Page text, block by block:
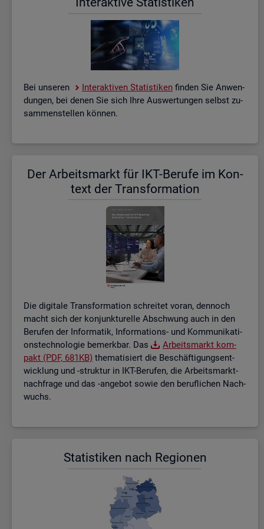
Bei un­se­ren In­ter­ak­ti­ven Sta­tis­ti­ken fin­den Sie An­wen­
dun­gen, bei denen Sie sich Ihre Aus­wer­tun­gen selbst zu­
sam­men­stel­len kön­nen.
Der Ar­beits­markt für IKT-Be­ru­fe im Kon­
text der Trans­for­ma­ti­on
Die di­gi­ta­le Trans­for­ma­ti­on schrei­tet voran, den­noch
macht sich der kon­junk­tu­rel­le Ab­schwung auch in den
Be­ru­fen der In­for­ma­tik, In­for­ma­ti­ons- und Kom­mu­ni­ka­ti­
ons­tech­no­lo­gie be­merk­bar. Das
Ar­beits­markt kom­
pakt (PDF, 681KB) the­ma­ti­siert die Be­schäf­ti­gungs­ent­
wick­lung und -struk­tur in IKT-Be­ru­fen, die Ar­beits­markt­
nach­fra­ge und das -an­ge­bot sowie den be­ruf­li­chen Nach­
wuchs.
Sta­tis­ti­ken nach Re­gio­nen